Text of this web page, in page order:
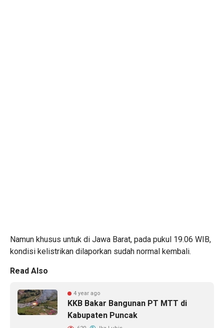
Namun khusus untuk di Jawa Barat, pada pukul 19.06 WIB,
kondisi kelistrikan dilaporkan sudah normal kembali.
Read Also
4 year ago
KKB Bakar Bangunan PT MTT di
Kabupaten Puncak